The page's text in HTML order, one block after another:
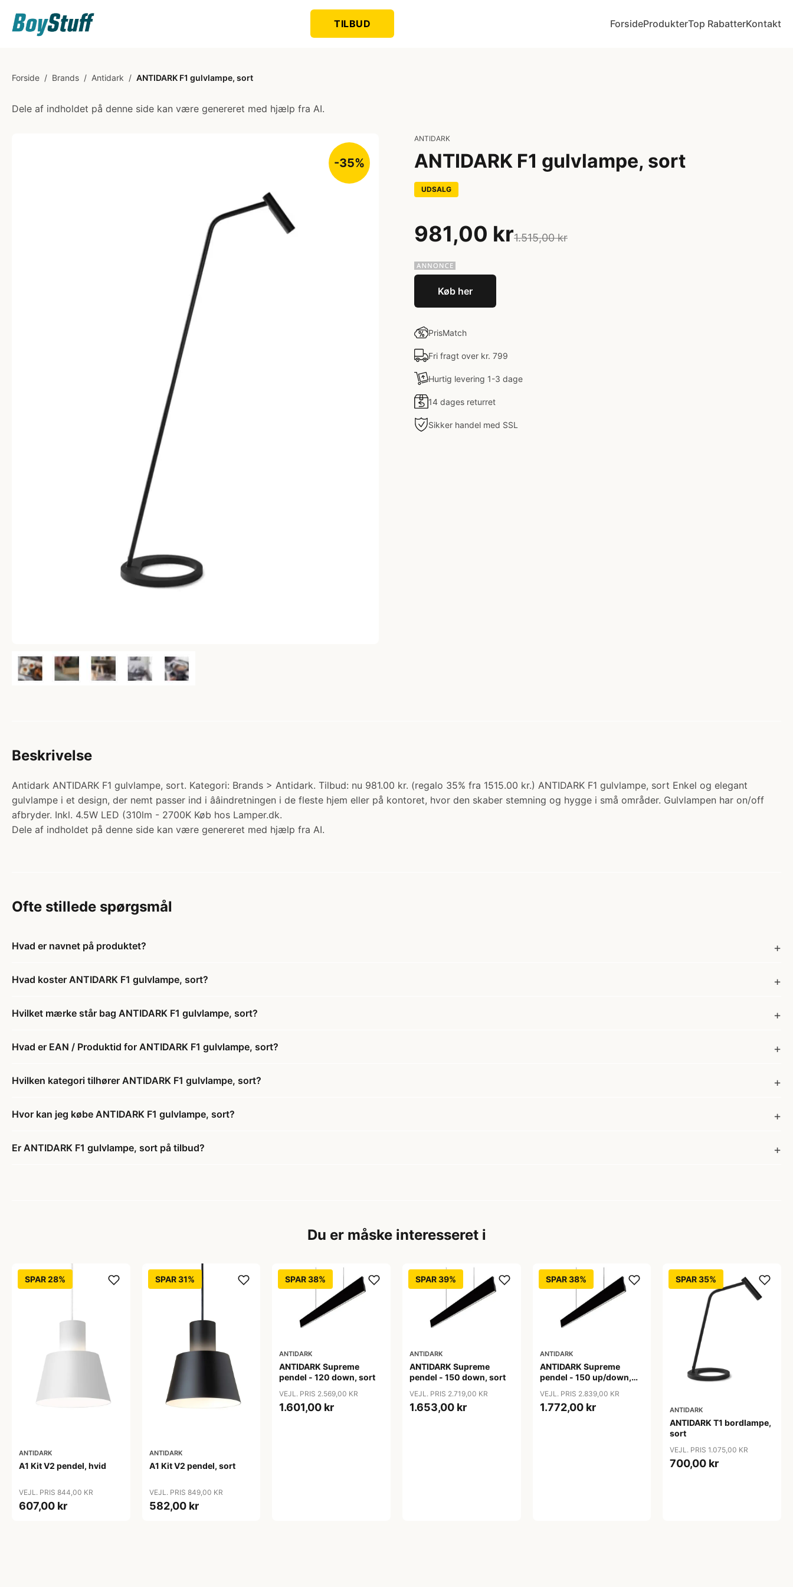
TILBUD ForsideProdukterTop RabatterKontakt
Forside / Brands / Antidark / ANTIDARK F1 gulvlampe, sort
Dele af indholdet på denne side kan være genereret med hjælp fra AI.
-35%
ANTIDARK
ANTIDARK F1 gulvlampe, sort
UDSALG
981,00 kr1.515,00 kr
Køb her
PrisMatch
Fri fragt over kr. 799
Hurtig levering 1-3 dage
14 dages returret
Sikker handel med SSL
Beskrivelse
Antidark ANTIDARK F1 gulvlampe, sort. Kategori: Brands > Antidark. Tilbud: nu 981.00 kr. (regalo 35% fra 1515.00 kr.) ANTIDARK F1 gulvlampe, sort Enkel og elegant
gulvlampe i et design, der nemt passer ind i ââindretningen i de fleste hjem eller på kontoret, hvor den skaber stemning og hygge i små områder. Gulvlampen har on/off
afbryder. Inkl. 4.5W LED (310lm - 2700K Køb hos Lamper.dk.
Dele af indholdet på denne side kan være genereret med hjælp fra AI.
Ofte stillede spørgsmål
Hvad er navnet på produktet?
Hvad koster ANTIDARK F1 gulvlampe, sort?
Hvilket mærke står bag ANTIDARK F1 gulvlampe, sort?
Hvad er EAN / Produktid for ANTIDARK F1 gulvlampe, sort?
Hvilken kategori tilhører ANTIDARK F1 gulvlampe, sort?
Hvor kan jeg købe ANTIDARK F1 gulvlampe, sort?
Er ANTIDARK F1 gulvlampe, sort på tilbud?
Du er måske interesseret i
SPAR 28%
ANTIDARK
A1 Kit V2 pendel, hvid
VEJL. PRIS 844,00 KR
607,00 kr
SPAR 31%
ANTIDARK
A1 Kit V2 pendel, sort
VEJL. PRIS 849,00 KR
582,00 kr
SPAR 38%
ANTIDARK
ANTIDARK Supreme
pendel - 120 down, sort
VEJL. PRIS 2.569,00 KR
1.601,00 kr
SPAR 39%
ANTIDARK
ANTIDARK Supreme
pendel - 150 down, sort
VEJL. PRIS 2.719,00 KR
1.653,00 kr
SPAR 38%
ANTIDARK
ANTIDARK Supreme
pendel - 150 up/down,
VEJL. PRIS 2.839,00 KR
1.772,00 kr
SPAR 35%
ANTIDARK
ANTIDARK T1 bordlampe,
sort
VEJL. PRIS 1.075,00 KR
700,00 kr